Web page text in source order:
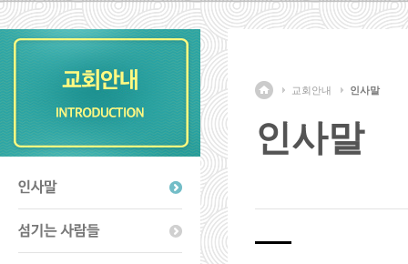
교회안내 인사말
인사말